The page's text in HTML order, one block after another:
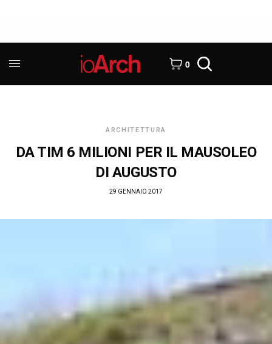
0
ARCHITETTURA
DA TIM 6 MILIONI PER IL MAUSOLEO
DI AUGUSTO
29 GENNAIO 2017